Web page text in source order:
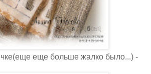
еще больше жалко было...) -